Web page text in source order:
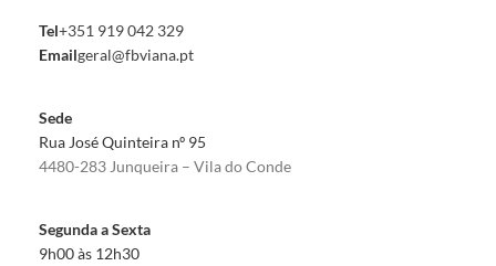
Tel+351 919 042 329
Emailgeral@fbviana.pt
Sede
Rua José Quinteira nº 95
4480-283 Junqueira – Vila do Conde
Segunda a Sexta
9h00 às 12h30